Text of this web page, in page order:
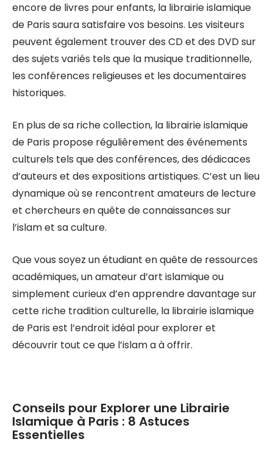
encore de livres pour enfants, la librairie islamique
de Paris saura satisfaire vos besoins. Les visiteurs
peuvent également trouver des CD et des DVD sur
des sujets variés tels que la musique traditionnelle,
les conférences religieuses et les documentaires
historiques.
En plus de sa riche collection, la librairie islamique
de Paris propose régulièrement des événements
culturels tels que des conférences, des dédicaces
d’auteurs et des expositions artistiques. C’est un lieu
dynamique où se rencontrent amateurs de lecture
et chercheurs en quête de connaissances sur
l’islam et sa culture.
Que vous soyez un étudiant en quête de ressources
académiques, un amateur d’art islamique ou
simplement curieux d’en apprendre davantage sur
cette riche tradition culturelle, la librairie islamique
de Paris est l’endroit idéal pour explorer et
découvrir tout ce que l’islam a à offrir.
Conseils pour Explorer une Librairie
Islamique à Paris : 8 Astuces
Essentielles